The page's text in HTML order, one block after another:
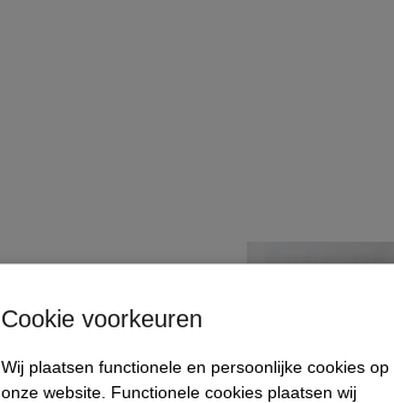
Cookie voorkeuren
Wij plaatsen functionele en persoonlijke cookies op
onze website. Functionele cookies plaatsen wij